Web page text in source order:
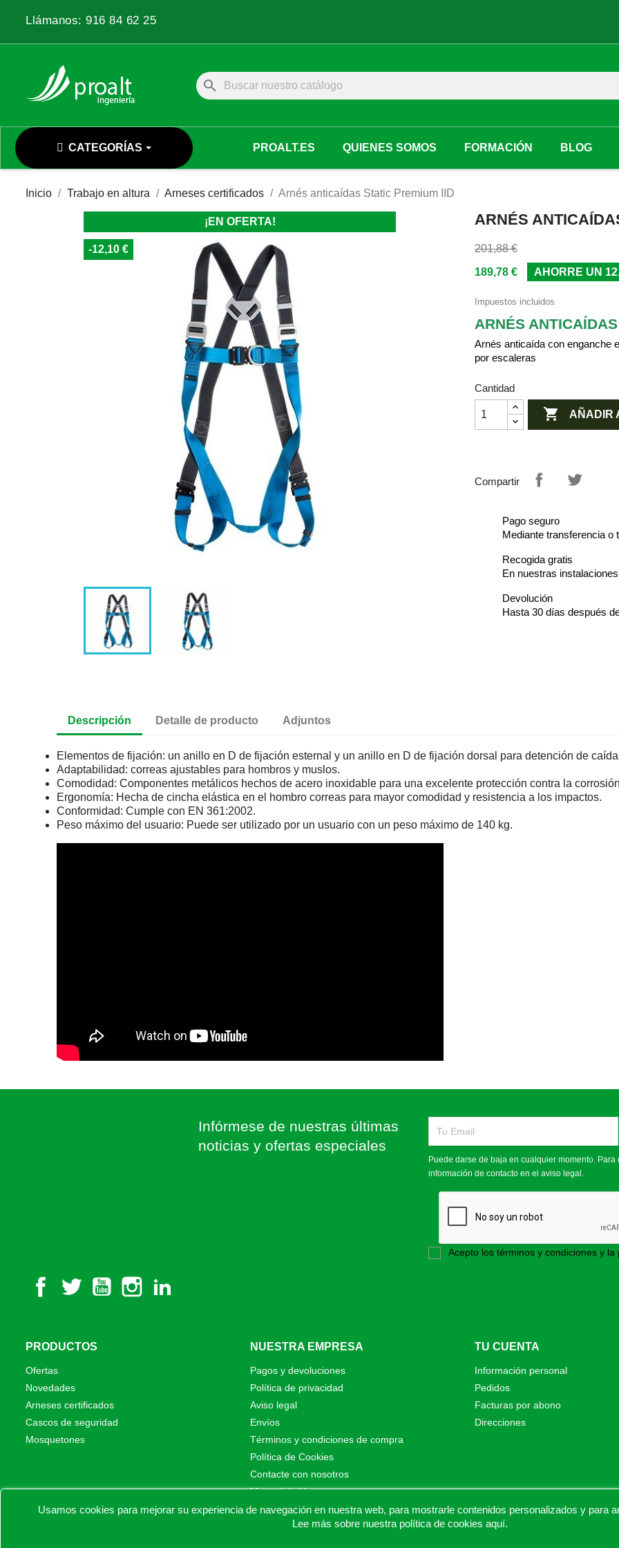
Llámanos:916 84 62 25
search
CATEGORÍAS PROALT.ES QUIENES SOMOS FORMACIÓN BLOG
Inicio Trabajo en altura Arneses certificados Arnés anticaídas Static Premium IID
¡EN OFERTA!
-12,10 €
ARNÉS
201,88 €
189,78 €
AHORRE UN
Impuestos incluidos
ARNÉS
Arnés anticaída con enganche e
por escaleras
Cantidad
 AÑADIR
Compartir
Pago seguro
Mediante transferencia o
Recogida gratis
En nuestras
Devolución
Hasta 30 días después
Descripción Detalle de producto Adjuntos
Elementos de fijación: un anillo en D de fijación esternal y un anillo en D de fijación dorsal para detención de
Adaptabilidad: correas ajustables para hombros y muslos.
Comodidad: Componentes metálicos hechos de acero inoxidable para una excelente protección contra la
Ergonomía: Hecha de cincha elástica en el hombro correas para mayor comodidad y resistencia a los impactos.
Conformidad: Cumple con EN 361:2002.
Peso máximo del usuario: Puede ser utilizado por un usuario con un peso máximo de 140 kg.
Infórmese de nuestras últimas
noticias y ofertas especiales
Puede darse de baja en cualquier momento.
información de contacto en el aviso legal.
Acepto los términos y condiciones y
Facebook
Twitter YouTubeInstagram
PRODUCTOS
Ofertas
Novedades
Arneses certificados
Cascos de seguridad
Mosquetones
NUESTRA EMPRESA
Pagos y devoluciones
Política de privacidad
Aviso legal
Envíos
Términos y condiciones de compra
Política de Cookies
Contacte con nosotros
Mapa del sitio
Tiendas físicas de Proalt Ingeniería
TU CUENTA
Información personal
Pedidos
Facturas por abono
Direcciones
© 2026 - Proaltstore.com - Todos los derechos reservados.
Usamos cookies para mejorar su experiencia de navegación en nuestra web, para mostrarle contenidos personalizados y para
Lee más sobre nuestra política de cookies aquí.